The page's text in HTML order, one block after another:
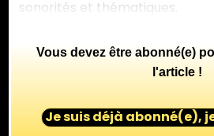
sonorités et thématiques.
Vous devez être abonné(e)
l'article !
Je suis déjà abonné(e),